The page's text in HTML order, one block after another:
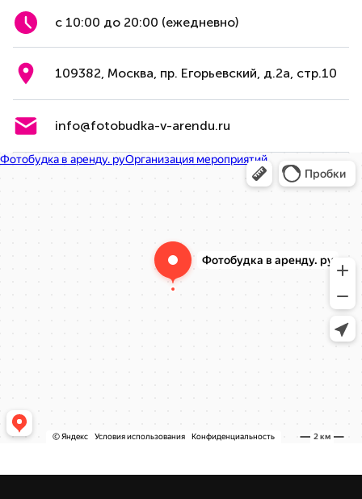
с 10:00 до 20:00 (ежедневно)
109382, Москва, пр. Егорьевский, д.2а, стр.10
info@fotobudka-v-arendu.ru